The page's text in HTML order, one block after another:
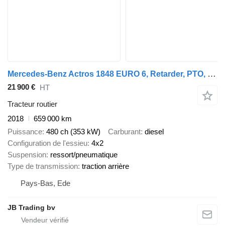
Mercedes-Benz Actros 1848 EURO 6, Retarder, PTO, Standairco
21 900 € HT
Tracteur routier
2018
659 000 km
Puissance 480 ch (353 kW) Carburant diesel
Configuration de l'essieu 4x2
Suspension ressort/pneumatique
Type de transmission traction arrière
Pays-Bas, Ede
JB Trading bv